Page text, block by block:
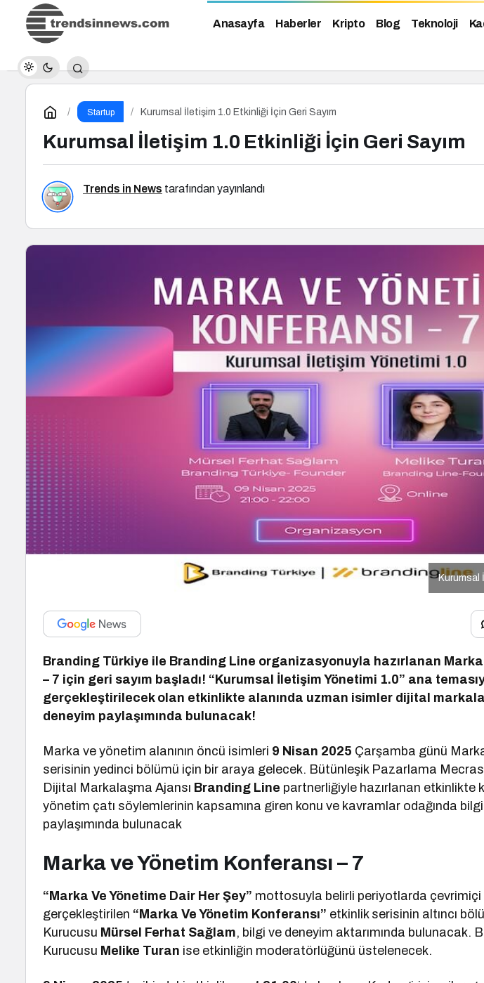
Anasayfa Haberler Kripto Blog Teknoloji
Startup Kurumsal İletişim 1.0 Etkinliği İçin Geri Sayım
Kurumsal İletişim 1.0 Etkinliği İçin Geri Sayım
Trends in News tarafından yayınlandı
Kurumsal
Branding Türkiye ile Branding Line organizasyonuyla hazırlanan Marka
– 7 için geri sayım başladı! “Kurumsal İletişim Yönetimi 1.0” ana
gerçekleştirilecek olan etkinlikte alanında uzman isimler dijital
deneyim paylaşımında bulunacak!
Marka ve yönetim alanının öncü isimleri 9 Nisan 2025 Çarşamba günü
serisinin yedinci bölümü için bir araya gelecek. Bütünleşik Pazarlama
Dijital Markalaşma Ajansı Branding Line partnerliğiyle hazırlanan etkinlikte
yönetim çatı söylemlerinin kapsamına giren konu ve kavramlar odağında
paylaşımında bulunacak
Marka ve Yönetim Konferansı – 7
“Marka Ve Yönetime Dair Her Şey” mottosuyla belirli periyotlarda
gerçekleştirilen “Marka Ve Yönetim Konferansı” etkinlik serisinin altıncı
Kurucusu Mürsel Ferhat Sağlam, bilgi ve deneyim aktarımında bulunacak.
Kurucusu Melike Turan ise etkinliğin moderatörlüğünü üstelenecek.